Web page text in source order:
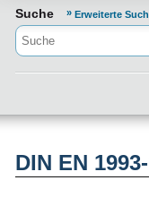
Suche Erweiterte
DIN EN